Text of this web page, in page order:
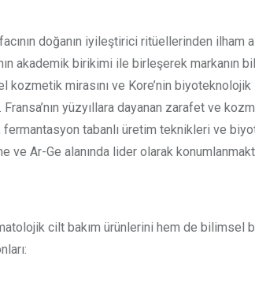
doğanın iyileştirici ritüellerinden ilham
akademik birikimi ile birleşerek markanın
kozmetik mirasını ve Kore’nin biyoteknolojik
yüzyıllara dayanan zarafet ve
tabanlı üretim teknikleri ve
ve Ar-Ge alanında lider olarak
cilt bakım ürünlerini hem de bilimsel